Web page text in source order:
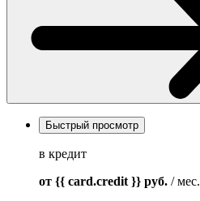
Быстрый просмотр
в кредит
от {{ card.credit }} руб. / мес.